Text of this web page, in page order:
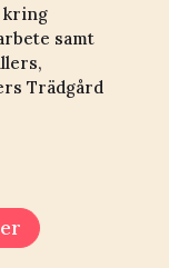
kring
samt
Trädgård